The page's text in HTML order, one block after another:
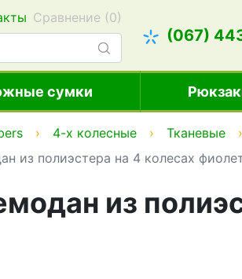
Сравнение (0)
(067)
сумки
4-х колесные Тканевые
из полиэстера на 4 колесах
из